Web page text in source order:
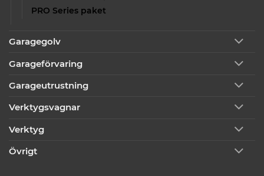
PRO Series paket
Garagegolv
Garageförvaring
Garageutrustning
Verktygsvagnar
Verktyg
Övrigt